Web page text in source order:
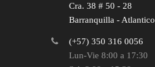
Cra. 38 # 50 - 28
Barranquilla - Atlantico
(+57) 350 316 0056
Lun-Vie 8:00 a 17:30